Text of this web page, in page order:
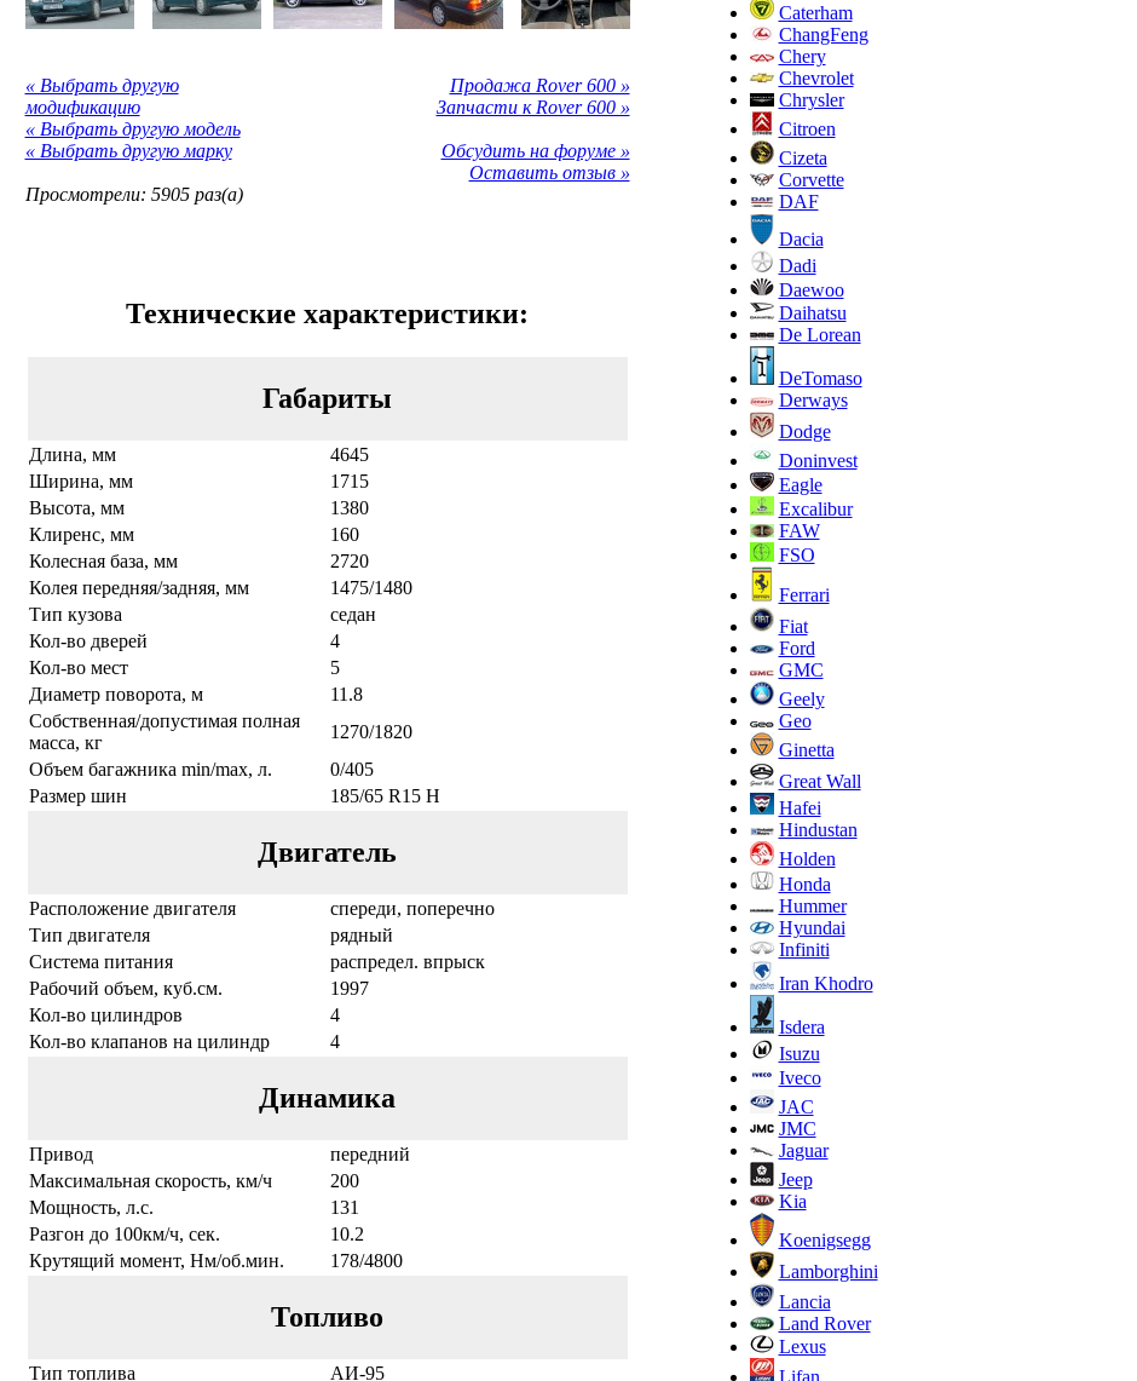
« Выбрать другую
модификацию
« Выбрать другую модель
« Выбрать другую марку
Просмотрели: 5905 раз(а)
Продажа Rover 600 »
Запчасти к Rover 600 »
Обсудить на форуме »
Оставить отзыв »
Технические характеристики:
Габариты
Длина, мм
4645
Ширина, мм
1715
Высота, мм
1380
Клиренс, мм
160
Колесная база, мм
2720
Колея передняя/задняя, мм
1475/1480
Тип кузова
седан
Кол-во дверей
4
Кол-во мест
5
Диаметр поворота, м
11.8
Собственная/допустимая полная
масса, кг
1270/1820
Объем багажника min/max, л.
0/405
Размер шин
185/65 R15 H
Двигатель
Расположение двигателя
спереди, поперечно
Тип двигателя
рядный
Система питания
распредел. впрыск
Рабочий объем, куб.см.
1997
Кол-во цилиндров
4
Кол-во клапанов на цилиндр
4
Динамика
Привод
передний
Максимальная скорость, км/ч
200
Мощность, л.с.
131
Разгон до 100км/ч, сек.
10.2
Крутящий момент, Нм/об.мин.
178/4800
Топливо
Тип топлива
АИ-95
Caterham
ChangFeng
Chery
Chevrolet
Chrysler
Citroen
Cizeta
Corvette
DAF
Dacia
Dadi
Daewoo
Daihatsu
De Lorean
DeTomaso
Derways
Dodge
Doninvest
Eagle
Excalibur
FAW
FSO
Ferrari
Fiat
Ford
GMC
Geely
Geo
Ginetta
Great Wall
Hafei
Hindustan
Holden
Honda
Hummer
Hyundai
Infiniti
Iran Khodro
Isdera
Isuzu
Iveco
JAC
JMC
Jaguar
Jeep
Kia
Koenigsegg
Lamborghini
Lancia
Land Rover
Lexus
Lifan